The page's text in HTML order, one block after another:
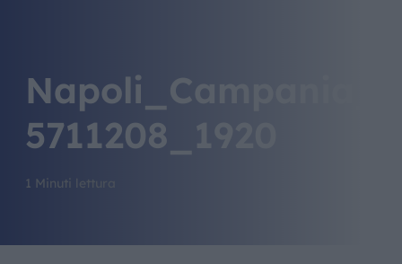
5711208_1920
1 Minuti lettura